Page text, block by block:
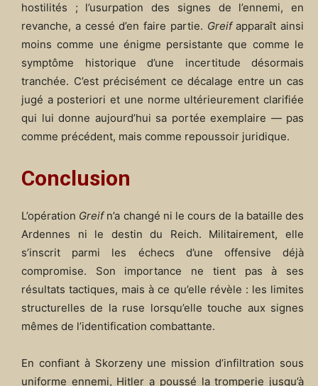
hostilités ; l’usurpation des signes de l’ennemi, en
revanche, a cessé d’en faire partie. Greifapparaît ainsi
moins comme une énigme persistante que comme le
symptôme historique d’une incertitude désormais
tranchée. C’est précisément ce décalage entre un cas
jugé a posteriori et une norme ultérieurement clarifiée
qui lui donne aujourd’hui sa portée exemplaire — pas
comme précédent, mais comme repoussoir juridique.
Conclusion
L’opération Greifn’a changé ni le cours de la bataille des
Ardennes ni le destin du Reich. Militairement, elle
s’inscrit parmi les échecs d’une offensive déjà
compromise. Son importance ne tient pas à ses
résultats tactiques, mais à ce qu’elle révèle : les limites
structurelles de la ruse lorsqu’elle touche aux signes
mêmes de l’identification combattante.
En confiant à Skorzeny une mission d’infiltration sous
uniforme ennemi, Hitler a poussé la tromperie jusqu’à